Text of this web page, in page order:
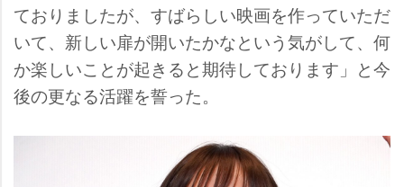
ておりましたが、すばらしい映画を作っていただ
いて、新しい扉が開いたかなという気がして、何
か楽しいことが起きると期待しております」と今
後の更なる活躍を誓った。